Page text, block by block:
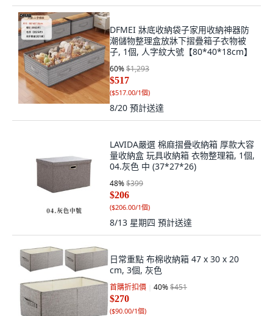
DFMEI 牀底收納袋子家用收納神器防
潮儲物整理盒放牀下摺疊箱子衣物被
子, 1個, 人字紋大號【80*40*18cm】
60%$1,293
$517
($517.00/1個)
8/20 預計送達
LAVIDA嚴選 棉麻摺疊收納箱 厚款大容
量收納盒 玩具收納箱 衣物整理箱, 1個,
04.灰色 中 (37*27*26)
48%$399
$206
($206.00/1個)
8/13 星期四 預計送達
日常重點 布棉收納箱 47 x 30 x 20
cm, 3個, 灰色
首購折扣價 40%$451
$270
($90.00/1個)